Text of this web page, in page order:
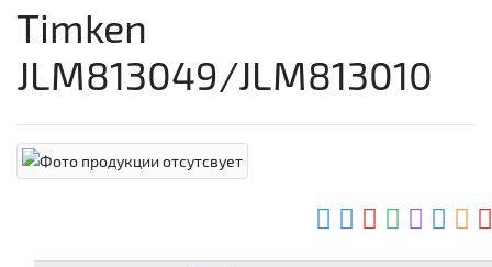
Timken
JLM813049/JLM813010